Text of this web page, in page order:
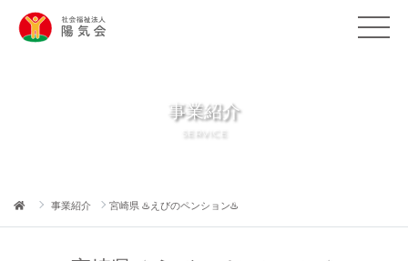
事業紹介
SERVICE
事業紹介 宮崎県 ♨️えびのペンション♨️